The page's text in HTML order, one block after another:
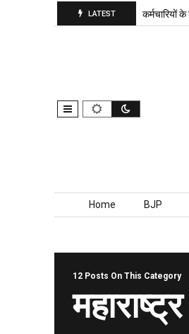
LATEST
पंजाब कर्मचारियों के डीए
Skip to content
Home BJP
12 Posts On This Category
महाराष्ट्र